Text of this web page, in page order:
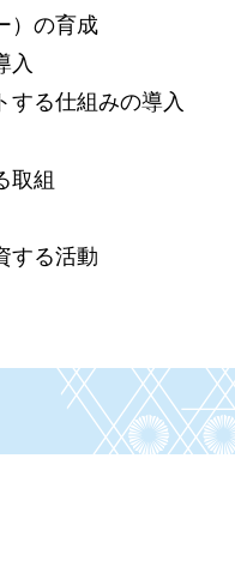
）の育成
入
する仕組みの導入
取組
する活動